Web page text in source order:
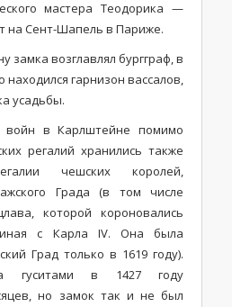
мастера Теодорика —
на Сент-Шапель в Париже.
замка возглавлял бургграф, в
гарнизон вассалов,
усадьбы.
войн в Карлштейне помимо
регалий хранились также
чешских королей,
Града (в том числе
которой короновались
с Карла IV. Она была
Град только в 1619 году).
гуситами в 1427 году
но замок так и не был